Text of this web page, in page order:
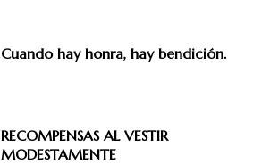
Cuando hay honra, hay bendición.
RECOMPENSAS AL VESTIR
MODESTAMENTE